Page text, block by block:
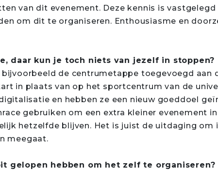
van dit evenement. Deze kennis is vastgelegd
om dit te organiseren. Enthousiasme en
daar kun je toch niets van jezelf in stoppen?
bijvoorbeeld de centrumetappe toegevoegd aan
in plaats van op het sportcentrum van de
en hebben ze een nieuw goeddoel
gebruiken om een extra kleiner evenement
hetzelfde blijven. Het is juist de uitdaging om
meegaat.
gelopen hebben om het zelf te organiseren?